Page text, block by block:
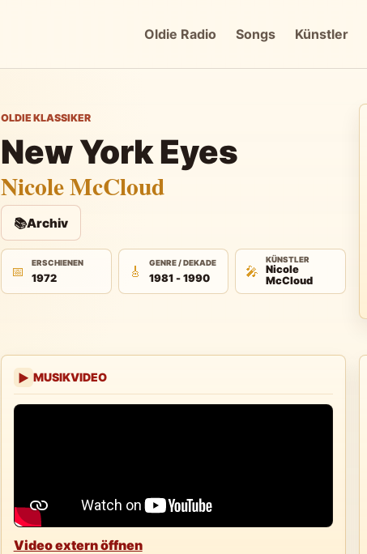
Oldie Radio Songs Künstler
OLDIE KLASSIKER
New York Eyes
Nicole McCloud
📚Archiv
📅
ERSCHIENEN
1972 🎸
GENRE / DEKADE
1981 - 1990 🎤
KÜNSTLER
Nicole
McCloud
▶ MUSIKVIDEO
Video extern öffnen